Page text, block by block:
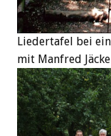
Liedertafel bei
mit Manfred Jäckel